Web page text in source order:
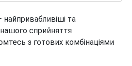
найпривабливіші та
сприйняття
з готових комбінаціями